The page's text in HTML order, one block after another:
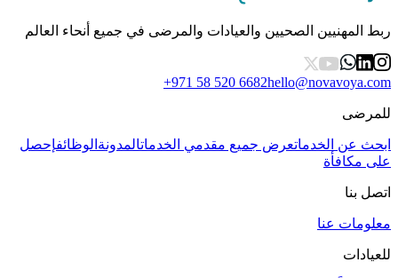
ربط المهنيين الصحيين والعيادات والمرضى في جميع أنحاء العالم
hello@novavoya.com
+971 58 520 6682
للمرضى
ابحث عن الخدماتعرض جميع مقدمي الخدماتالمدونة الوظائفإحصل
على مكافأة
اتصل بنا
معلومات عنا
للعيادات